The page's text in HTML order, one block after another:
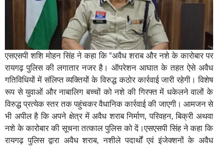
एसएसपी शशि मोहन सिंह ने कहा कि “अवैध शराब और नशे के कारोबार पर
रायगढ़ पुलिस की लगातार नजर है। ऑपरेशन आघात के तहत ऐसे अवैध
गतिविधियों में संलिप्त व्यक्तियों के विरुद्ध कठोर कार्रवाई जारी रहेगी। विशेष
रूप से युवाओं और नाबालिग बच्चों को नशे की गिरफ्त में धकेलने वालों के
विरुद्ध प्रत्येक स्तर तक पहुंचकर वैधानिक कार्रवाई की जाएगी। आमजन से
भी अपील है कि अपने क्षेत्र में अवैध शराब निर्माण, परिवहन, बिक्री अथवा
नशे के कारोबार की सूचना तत्काल पुलिस को दें।एसएसपी सिंह ने कहा कि
रायगढ़ पुलिस द्वारा अवैध शराब, नशीले पदार्थों एवं इंजेक्शनों के अवैध